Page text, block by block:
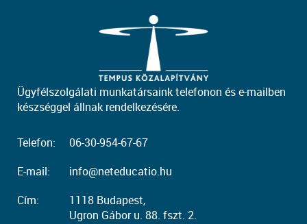
Ügyfélszolgálati munkatársaink telefonon és e-mailben
készséggel állnak rendelkezésére.
Telefon:
06-30-954-67-67
E-mail:
info@neteducatio.hu
Cím:
1118 Budapest,
Ugron Gábor u. 88. fszt. 2.